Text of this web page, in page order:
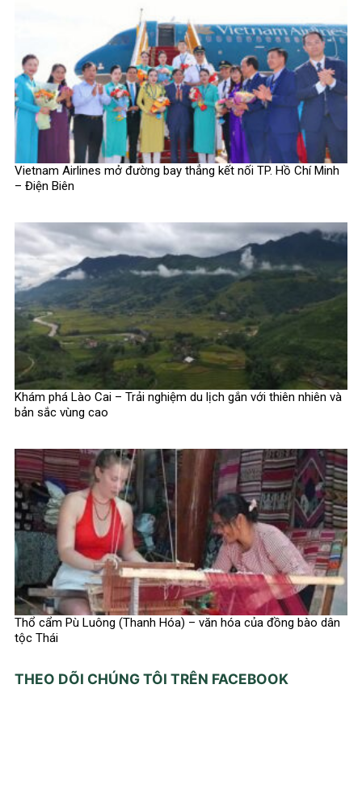
Vietnam Airlines mở đường bay thẳng kết nối TP. Hồ Chí Minh
– Điện Biên
Khám phá Lào Cai – Trải nghiệm du lịch gắn với thiên nhiên và
bản sắc vùng cao
Thổ cẩm Pù Luông (Thanh Hóa) – văn hóa của đồng bào dân
tộc Thái
THEO DÕI CHÚNG TÔI TRÊN FACEBOOK